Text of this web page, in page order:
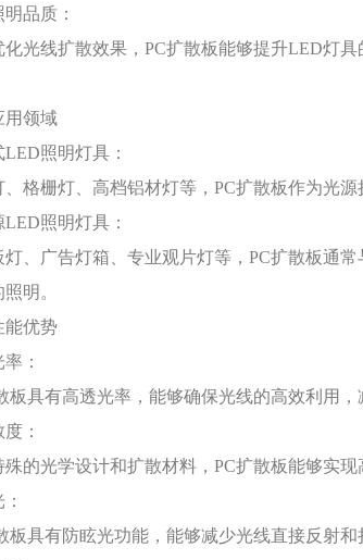
品质：
化光线扩散效果，PC扩散板能够提升LED灯
用领域
LED照明灯具：
、格栅灯、高档铝材灯等，PC扩散板作为光
LED照明灯具：
灯、广告灯箱、专业观片灯等，PC扩散板通
明。
能优势
：
板具有高透光率，能够确保光线的高效利用，
：
殊的光学设计和扩散材料，PC扩散板能够实现
板具有防眩光功能，能够减少光线直接反射